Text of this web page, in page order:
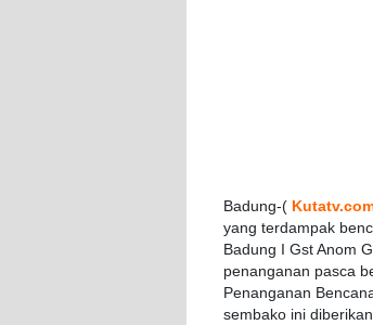
Badung-(
yang terdampak
Badung I Gst Anom
penanganan pasca
Penanganan
sembako ini